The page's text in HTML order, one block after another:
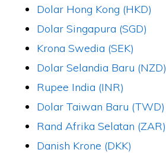
Dolar Hong Kong (HKD)
Dolar Singapura (SGD)
Krona Swedia (SEK)
Dolar Selandia Baru (NZD)
Rupee India (INR)
Dolar Taiwan Baru (TWD)
Rand Afrika Selatan (ZAR)
Danish Krone (DKK)